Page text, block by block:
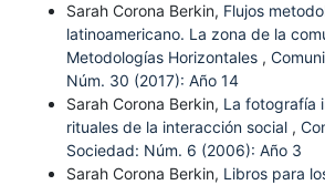
Sarah Corona Berkin, Flujos
latinoamericano. La zona de la
Metodologías Horizontales ,
Núm. 30 (2017): Año 14
Sarah Corona Berkin, La fotografía
rituales de la interacción social ,
Sociedad: Núm. 6 (2006): Año 3
Sarah Corona Berkin, Libros para